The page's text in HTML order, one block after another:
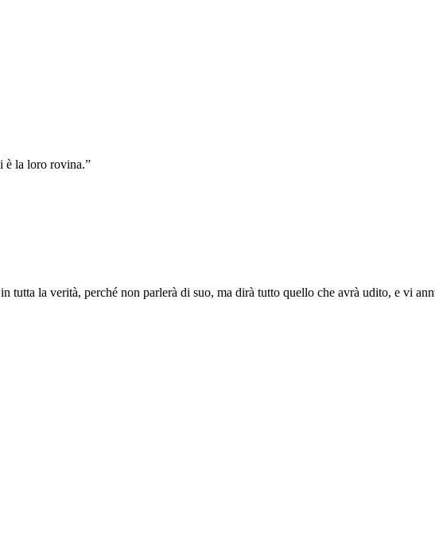
è la loro rovina.”
la verità, perché non parlerà di suo, ma dirà tutto quello che avrà udito, e vi